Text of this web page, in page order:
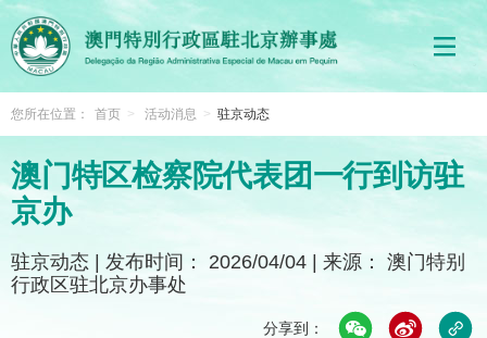
您所在位置： 首页 > 活动消息 > 驻京动态
澳门特区检察院代表团一行到访驻
京办
驻京动态 | 发布时间： 2026/04/04 | 来源： 澳门特别
行政区驻北京办事处
分享到：